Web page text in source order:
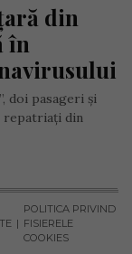
din
în
doi pasageri şi
repatriaţi din
POLITICA PRIVIND
FISIERELE
COOKIES